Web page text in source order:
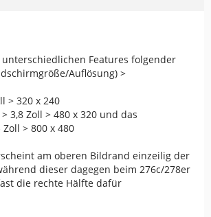
Features folgender
Auflösung) >
> 320 x 240
> 3,8 Zoll > 480 x 320 und das
Zoll > 800 x 480
am oberen Bildrand einzeilig der
dieser dagegen beim 276c/278er
die rechte Hälfte dafür